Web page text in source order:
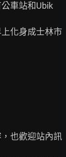
車站和Ubik
化身成士林市
也歡迎站內訊